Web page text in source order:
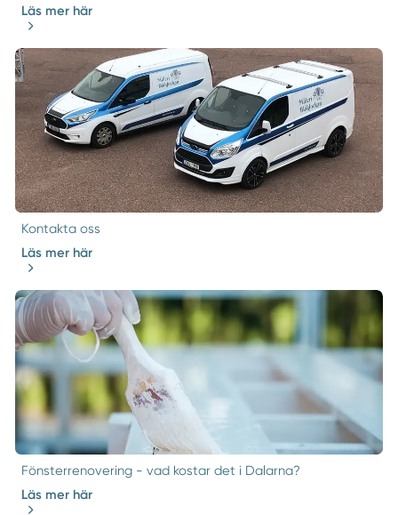
Läs mer här
Kontakta oss
Läs mer här
Fönsterrenovering - vad kostar det i Dalarna?
Läs mer här